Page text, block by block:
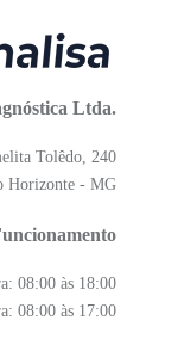
Ltda.
Tolêdo, 240
Horizonte - MG
08:00 às 18:00
08:00 às 17:00